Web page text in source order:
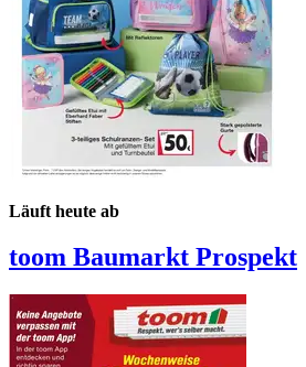
Läuft heute ab
toom Baumarkt Prospekt